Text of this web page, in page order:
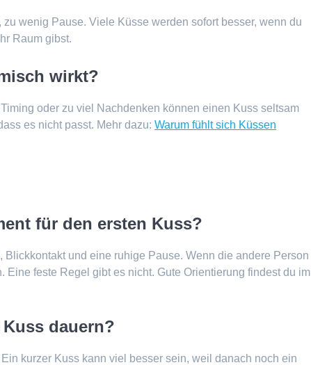
wenig Pause. Viele Küsse werden sofort besser, wenn du
Raum gibst.
wirkt?
oder zu viel Nachdenken können einen Kuss seltsam
es nicht passt. Mehr dazu:Warum fühlt sich Küssen
für den ersten Kuss?
Blickkontakt und eine ruhige Pause. Wenn die andere Person
feste Regel gibt es nicht. Gute Orientierung findest du im
dauern?
kurzer Kuss kann viel besser sein, weil danach noch ein